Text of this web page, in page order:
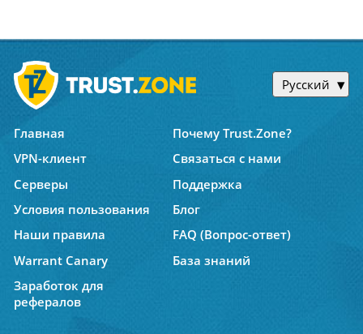
Русский
Главная
Почему Trust.Zone?
VPN-клиент
Связаться с нами
Серверы
Поддержка
Условия пользования
Блог
Наши правила
FAQ (Вопрос-ответ)
Warrant Canary
База знаний
Заработок для
рефералов